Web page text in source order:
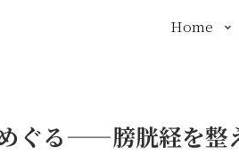
Home
ぐる——膀胱経を整